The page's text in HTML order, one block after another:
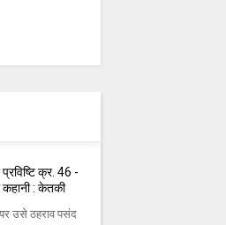
क्र. 46 -
: केतकी
उसे ठहराव पसंद